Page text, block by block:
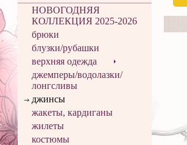
НОВОГОДНЯЯ
КОЛЛЕКЦИЯ 2025-2026
брюки
блузки/рубашки
верхняя одежда
джемперы/водолазки/
лонгсливы
джинсы
жакеты, кардиганы
жилеты
костюмы